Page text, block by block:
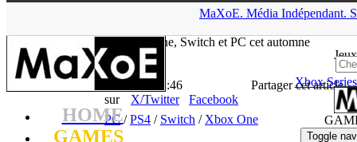
MaXoE. Média Indépendant.
HOME
GAMES
Jeux
Xbox
Toggle
PlayStation 4, Xbox One, Switch et PC cet automne
- 30.08.18, 11:46
Partager cet article
sur
X/Twitter
Facebook
PC/PS4 / Switch / Xbox One